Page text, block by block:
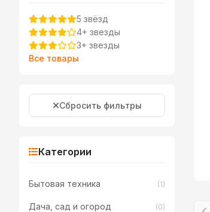
5 звёзд
4+ звезды
3+ звезды
Все товары
Сбросить фильтры
Категории
Бытовая техника (1)
Дача, сад и огород (0)